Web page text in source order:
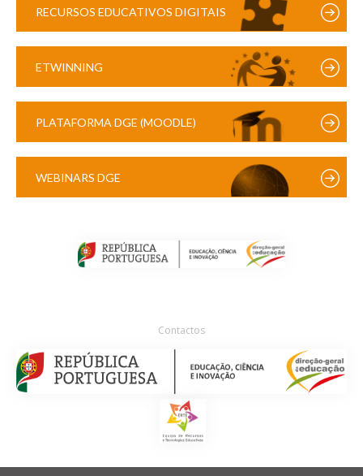
RECURSOS EDUCATIVOS DIGITAIS
ETWINNING
PLATAFORMA DGE (MOODLE)
WEBINARS DGE
Contactos